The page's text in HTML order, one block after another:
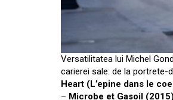
Versatilitatea lui Michel
carierei sale: de la portrete-
Heart (L’epine dans le
– Microbe et Gasoil (2015)